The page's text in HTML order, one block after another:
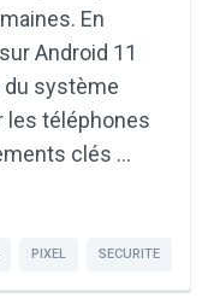
En
Android 11
du système
les téléphones
clés …
PIXEL SECURITE